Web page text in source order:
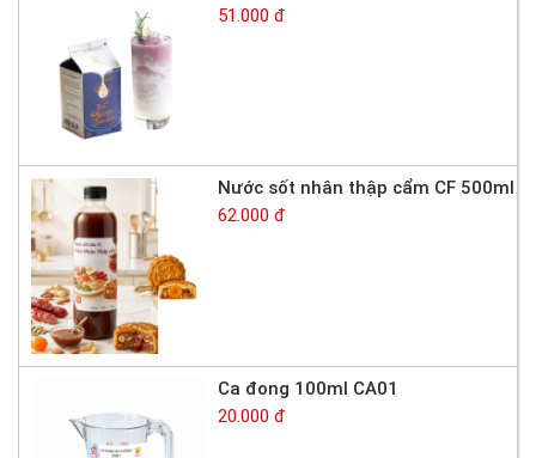
51.000 đ
Nước sốt nhân thập cẩm CF 500ml
62.000 đ
Ca đong 100ml CA01
20.000 đ